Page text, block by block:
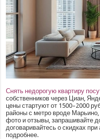
Снять недорогую квартиру
собственников через Циан,
цены стартуют от 1500–2000
районы с метро вроде
фото и отзывы, запрашивайте
договаривайтесь о скидках
подробнее.